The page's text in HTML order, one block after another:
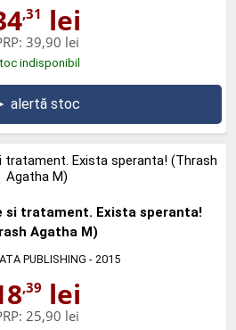
,31 lei
39,90 lei
indisponibil
alertă stoc
si tratament. Exista speranta!
Agatha M)
PUBLISHING - 2015
,39 lei
25,90 lei